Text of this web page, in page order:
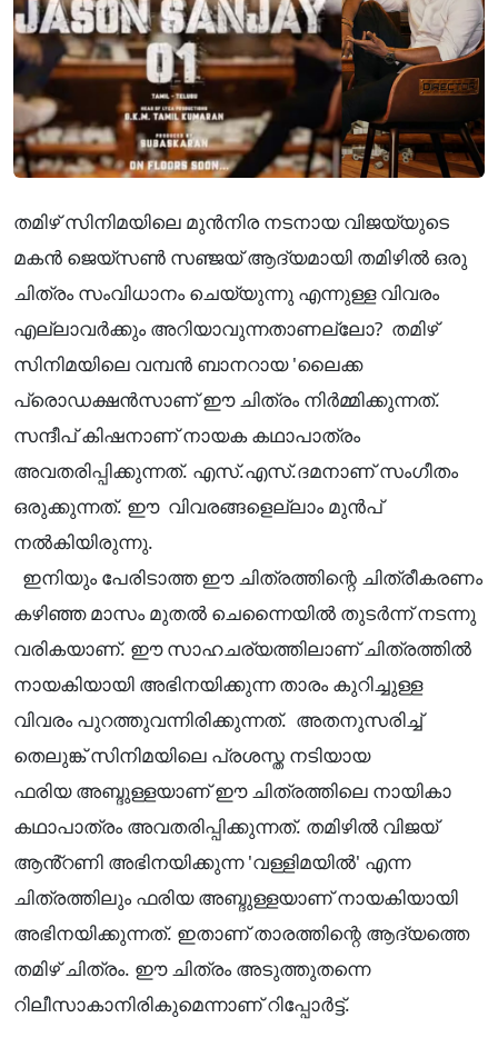
തമിഴ് സിനിമയിലെ മുൻനിര നടനായ വിജയ്‌യുടെ
മകൻ ജെയ്‌സൺ സഞ്ജയ് ആദ്യമായി തമിഴിൽ ഒരു
ചിത്രം സംവിധാനം ചെയ്യുന്നു എന്നുള്ള വിവരം
എല്ലാവർക്കും അറിയാവുന്നതാണല്ലോ? തമിഴ്
സിനിമയിലെ വമ്പൻ ബാനറായ 'ലൈക്ക
പ്രൊഡക്ഷൻസാണ് ഈ ചിത്രം നിർമ്മിക്കുന്നത്.
സന്ദീപ് കിഷനാണ് നായക കഥാപാത്രം
അവതരിപ്പിക്കുന്നത്. എസ്.എസ്.ദമനാണ് സംഗീതം
ഒരുക്കുന്നത്. ഈ വിവരങ്ങളെല്ലാം മുൻപ്
നൽകിയിരുന്നു.
ഇനിയും പേരിടാത്ത ഈ ചിത്രത്തിന്റെ ചിത്രീകരണം
കഴിഞ്ഞ മാസം മുതൽ ചെന്നൈയിൽ തുടർന്ന് നടന്നു
വരികയാണ്. ഈ സാഹചര്യത്തിലാണ് ചിത്രത്തിൽ
നായകിയായി അഭിനയിക്കുന്ന താരം കുറിച്ചുള്ള
വിവരം പുറത്തുവന്നിരിക്കുന്നത്. അതനുസരിച്ച്
തെലുങ്ക് സിനിമയിലെ പ്രശസ്ത നടിയായ
ഫരിയ അബ്ദുള്ളയാണ് ഈ ചിത്രത്തിലെ നായികാ
കഥാപാത്രം അവതരിപ്പിക്കുന്നത്. തമിഴിൽ വിജയ്
ആൻ്റണി അഭിനയിക്കുന്ന 'വള്ളിമയിൽ' എന്ന
ചിത്രത്തിലും ഫരിയ അബ്ദുള്ളയാണ് നായകിയായി
അഭിനയിക്കുന്നത്. ഇതാണ് താരത്തിന്റെ ആദ്യത്തെ
തമിഴ് ചിത്രം. ഈ ചിത്രം അടുത്തുതന്നെ
റിലീസാകാനിരികുമെന്നാണ് റിപ്പോർട്ട്.